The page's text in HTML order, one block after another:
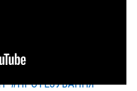
#ПРОТЕЗУВАННЯ